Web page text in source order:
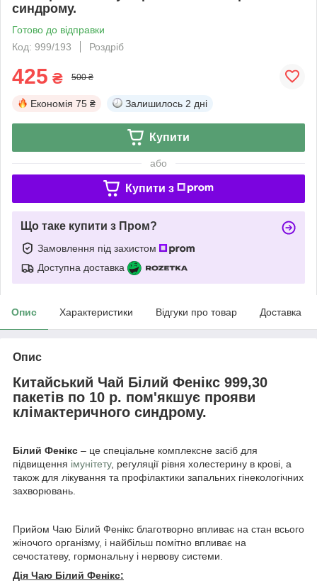
синдрому.
Готово до відправки
Код: 999/193
Роздріб
425 ₴ 500 ₴
Економія 75 ₴ Залишилось 2 дні
Купити
або
Купити з
Що таке купити з Пром?
Замовлення під захистом
Доступна доставка
Опис Характеристики Відгуки про товар Доставка
Опис
Китайський Чай Білий Фенікс 999,30
пакетів по 10 р. пом'якшує прояви
клімактеричного синдрому.
Білий Фенікс – це спеціальне комплексне засіб для
підвищення імунітету, регуляції рівня холестерину в крові, а
також для лікування та профілактики запальних гінекологічних
захворювань.
Прийом Чаю Білий Фенікс благотворно впливає на стан всього
жіночого організму, і найбільш помітно впливає на
сечостатеву, гормональну і нервову системи.
Дія Чаю Білий Фенікс: